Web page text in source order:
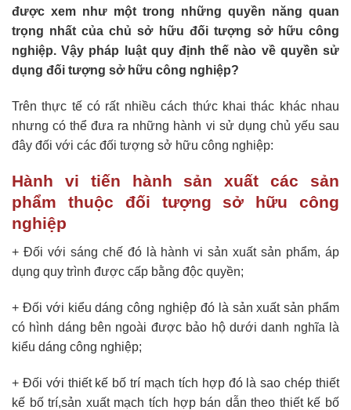
được xem như một trong những quyền năng quan
trọng nhất của chủ sở hữu đối tượng sở hữu công
nghiệp. Vậy pháp luật quy định thế nào về quyền sử
dụng đối tượng sở hữu công nghiệp?
Trên thực tế có rất nhiều cách thức khai thác khác nhau
nhưng có thể đưa ra những hành vi sử dụng chủ yếu sau
đây đối với các đối tượng sở hữu công nghiệp:
Hành vi tiến hành sản xuất các sản
phẩm thuộc đối tượng sở hữu công
nghiệp
+ Đối với sáng chế đó là hành vi sản xuất sản phẩm, áp
dụng quy trình được cấp bằng độc quyền;
+ Đối với kiểu dáng công nghiệp đó là sản xuất sản phẩm
có hình dáng bên ngoài được bảo hộ dưới danh nghĩa là
kiểu dáng công nghiệp;
+ Đối với thiết kế bố trí mạch tích hợp đó là sao chép thiết
kế bố trí,sản xuất mạch tích hợp bán dẫn theo thiết kế bố